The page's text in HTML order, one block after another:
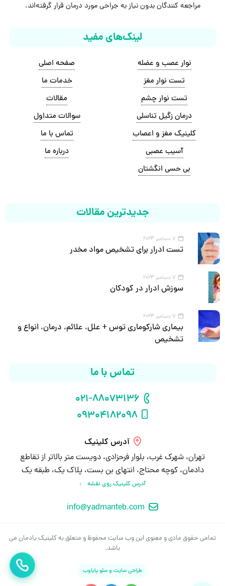
مراجعه کنندگان بدون نیاز به جراحی مورد درمان قرار گرفته‌اند.
لینک‌های مفید
نوار عصب و عضله
تست نوار مغز
تست نوار چشم
درمان زگیل تناسلی
کلینیک مغز و اعصاب
آسیب عصبی
بی حسی انگشتان
صفحه اصلی
خدمات ما
مقالات
سوالات متداول
تماس با ما
درباره ما
جدیدترین مقالات
7 دسامبر 2024
تست ادرار برای تشخیص مواد مخدر
7 دسامبر 2024
سوزش ادرار در کودکان
7 دسامبر 2024
بیماری شارکوماری توس + علل، علائم، درمان، انواع و
تشخیص
تماس با ما
شماره تلفن
021-88073136
شماره موبایل
09304182098
آدرس کلینیک
تهران، شهرک غرب، بلوار فرحزادی، دویست متر بالاتر از تقاطع
دادمان، کوچه محتاج، انتهای بن بست، پلاک یک، طبقه یک
آدرس کلینیک روی نقشه
ایمیلinfo@yadmanteb.com
تمامی حقوق مادی و معنوی این وب سایت محفوظ و متعلق به کلینیک یادمان می
باشد.
طراحی سایت و سئو پایاوب تماس